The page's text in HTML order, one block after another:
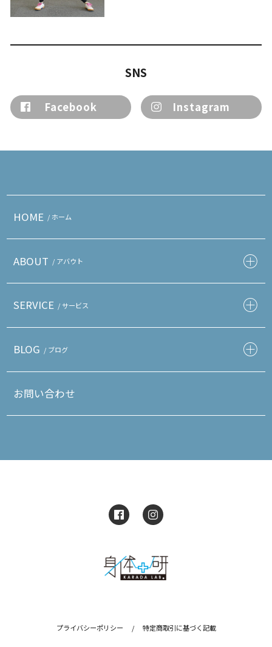
SNS
Facebook Instagram
HOME / ホーム
ABOUT / アバウト
SERVICE / サービス
BLOG / ブログ
お問い合わせ
プライバシーポリシー / 特定商取引に基づく記載